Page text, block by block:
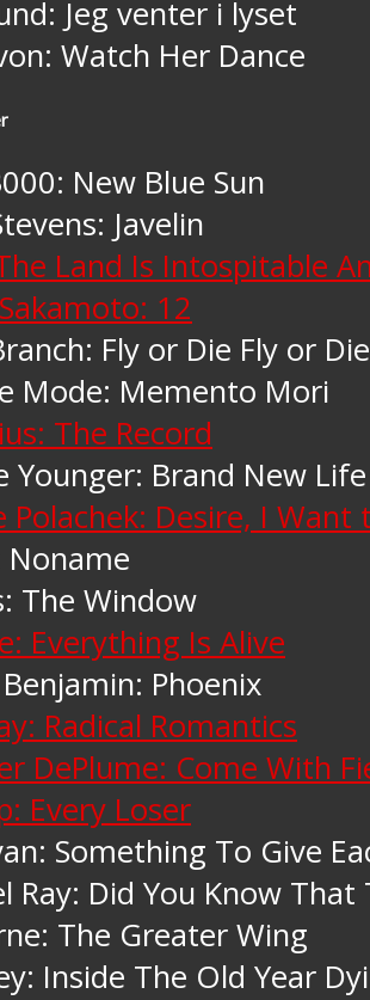
Jeg venter i lyset
Watch Her Dance
New Blue Sun
Javelin
Land Is Intospitable
12
Fly or Die Fly or
Mode: Memento Mori
The Record
Younger: Brand New Life
Polachek: Desire, I
Noname
The Window
Everything Is Alive
Phoenix
Radical Romantics
DePlume: Come With
Every Loser
Something To Give
Ray: Did You Know
The Greater Wing
Inside The Old Year